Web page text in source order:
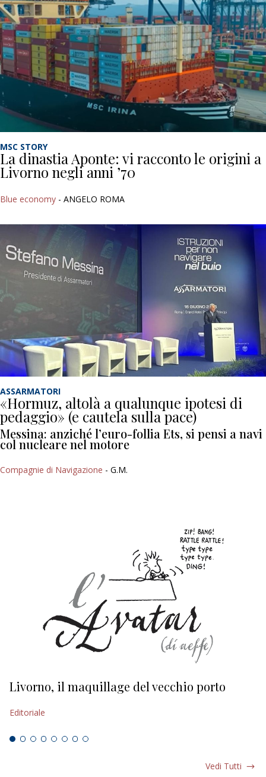
MSC STORY
La dinastia Aponte: vi racconto le origini a
Livorno negli anni ’70
Blue economy - ANGELO ROMA
ASSARMATORI
«Hormuz, altolà a qualunque ipotesi di
pedaggio» (e cautela sulla pace)
Messina: anziché l’euro-follia Ets, si pensi a navi
col nucleare nel motore
Compagnie di Navigazione - G.M.
Livorno, il maquillage del vecchio porto
Editoriale
Vedi Tutti